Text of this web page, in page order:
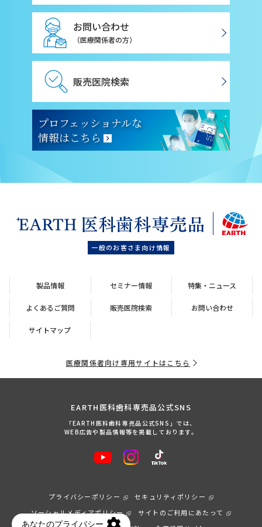
お問い合わせ
（医療関係者の方）
販売医院検索
プロフェッショナルな
情報はこちら
一般のお客さま向け情報
製品情報 セミナー情報 特集・ニュース
よくあるご質問 販売医院検索 お問い合わせ
サイトマップ
医療関係者向け専用サイトはこちら
EARTH医科歯科専売品公式SNS
「EARTH医科歯科専売品公式SNS」では、
WEB広告や製品情報等を掲載しております。
プライバシーポリシー
セキュリティポリシー
ソーシャルメディアポリシー
サイトのご利用にあたって